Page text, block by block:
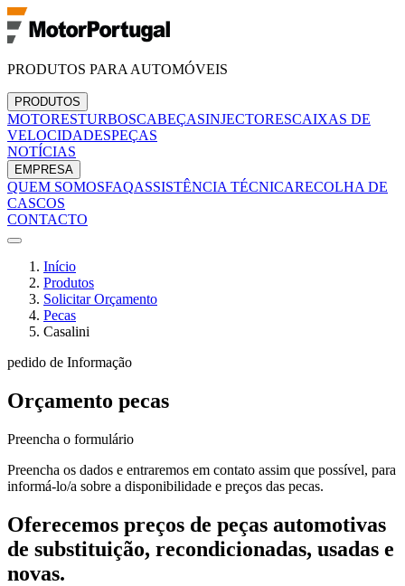
PRODUTOS PARA AUTOMÓVEIS
PRODUTOS
MOTORESTURBOSCABEÇASINJECTORESCAIXAS DE
VELOCIDADESPEÇAS
NOTÍCIAS
EMPRESA
QUEM SOMOSFAQASSISTÊNCIA TÉCNICARECOLHA DE
CASCOS
CONTACTO
Início
Produtos
Solicitar Orçamento
Pecas
Casalini
pedido de Informação
Orçamento pecas
Preencha o formulário
Preencha os dados e entraremos em contato assim que possível, para
informá-lo/a sobre a disponibilidade e preços das pecas.
Oferecemos preços de peças automotivas
de substituição, recondicionadas, usadas e
novas.